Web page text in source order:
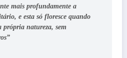
mais profundamente a
e esta só floresce quando
própria natureza, sem